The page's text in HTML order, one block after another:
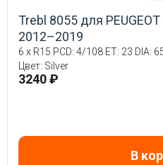
Trebl 8055 для
2012–2019
6 x R15 PCD: 4/108 ET: 23 DIA:
Цвет: Silver
3240 ₽
В